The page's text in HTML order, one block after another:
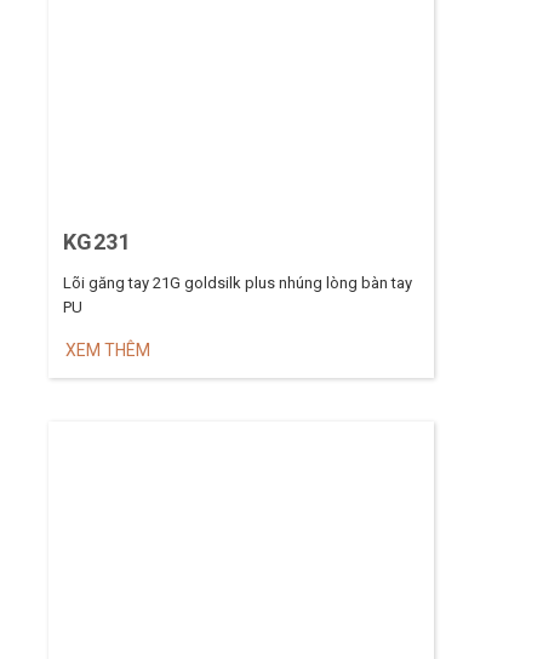
KG231
Lõi găng tay 21G goldsilk plus nhúng lòng bàn tay
PU
XEM THÊM